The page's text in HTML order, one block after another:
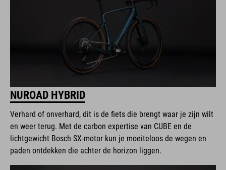
NUROAD HYBRID
Verhard of onverhard, dit is de fiets die brengt waar je zijn wilt
en weer terug. Met de carbon expertise van CUBE en de
lichtgewicht Bosch SX-motor kun je moeiteloos de wegen en
paden ontdekken die achter de horizon liggen.